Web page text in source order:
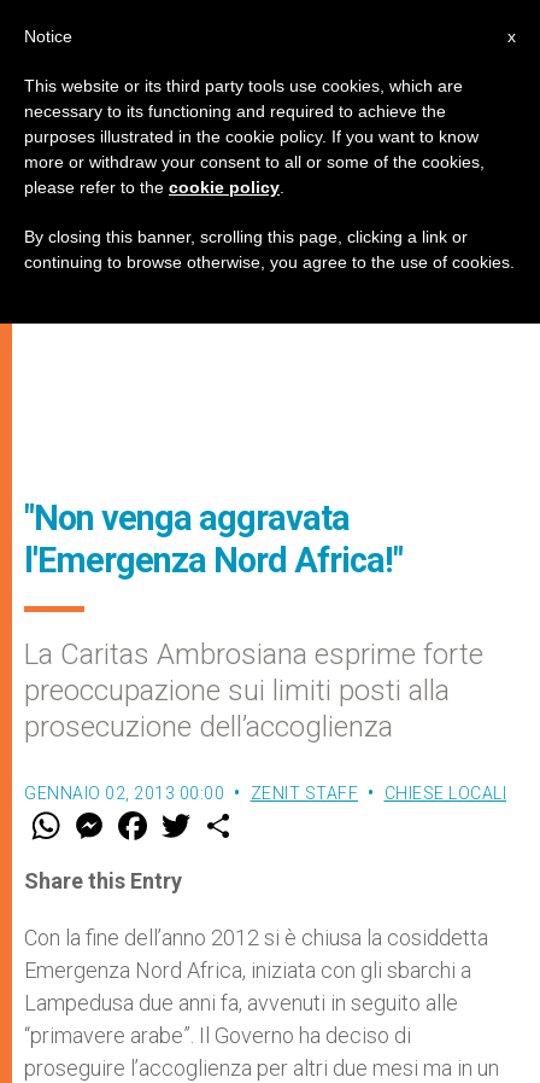
"Non venga aggravata
l'Emergenza Nord Africa!"
La Caritas Ambrosiana esprime forte
preoccupazione sui limiti posti alla
prosecuzione dell’accoglienza
GENNAIO 02, 2013 00:00 ZENIT STAFF CHIESE LOCALI
W
t
s
p
p
M
e
s
e
g
e
r
F
a
e
b
o
k
w
r
Share this Entry
Con la fine dell’anno 2012 si è chiusa la cosiddetta
Emergenza Nord Africa, iniziata con gli sbarchi a
Lampedusa due anni fa, avvenuti in seguito alle
“primavere arabe”. Il Governo ha deciso di
proseguire l’accoglienza per altri due mesi ma in un
x
Notice
This website or its third party tools use cookies, which are
necessary to its functioning and required to achieve the
purposes illustrated in the cookie policy. If you want to know
more or withdraw your consent to all or some of the cookies,
please refer to the cookie policy
By closing this banner, scrolling this page, clicking a link or
continuing to browse otherwise, you agree to the use of cookies.